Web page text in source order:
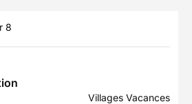
8
Villages Vacances